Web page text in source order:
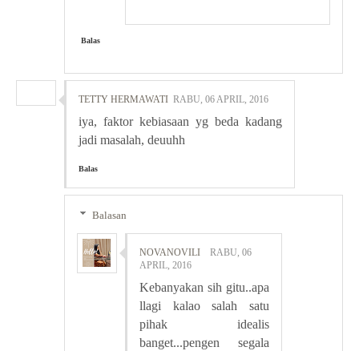
Balas
TETTY HERMAWATI RABU, 06 APRIL, 2016
iya, faktor kebiasaan yg beda kadang
jadi masalah, deuuhh
Balas
Balasan
NOVANOVILI
RABU, 06
APRIL, 2016
Kebanyakan sih gitu..apa
llagi kalao salah satu
pihak idealis
banget...pengen segala